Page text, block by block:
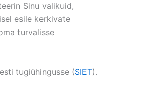
Sinu valikuid,
esile kerkivate
turvalisse
tugiühingusse (SIET).